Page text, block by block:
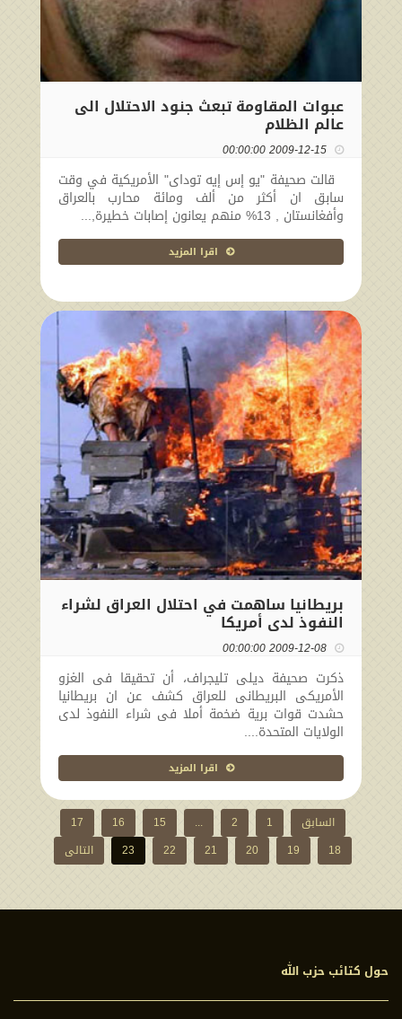
عبوات المقاومة تبعث جنود الاحتلال الى
عالم الظلام
2009-12-15 00:00:00
قالت صحيفة "يو إس إيه توداى" الأمريكية في وقت
سابق ان أكثر من ألف ومائة محارب بالعراق
وأفغانستان , 13% منهم يعانون إصابات خطيرة,...
اقرا المزيد
بريطانيا ساهمت في احتلال العراق لشراء
النفوذ لدى أمريكا
2009-12-08 00:00:00
ذكرت صحيفة ديلى تليجراف، أن تحقيقا فى الغزو
الأمريكى البريطانى للعراق كشف عن ان بريطانيا
حشدت قوات برية ضخمة أملا فى شراء النفوذ لدى
الولايات المتحدة....
اقرا المزيد
السابق 1
2
...
15
16
17
18
19
20
21
22
23 التالی
حول كتائب حزب الله